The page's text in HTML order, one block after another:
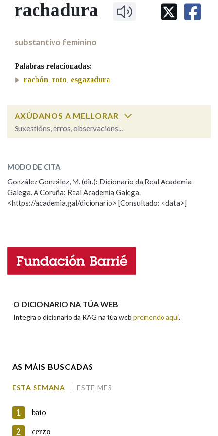
IDENTIDADE CORPORATIVA
MARCIAL DEL ADALID
FIGURAS HOMENAXEADAS
Facebook
TwitterYoutubeInstagram
Bluesky
BUSCAR NOS LEMAS
Remata por
Contén
Nas definicións
Nos exemplos
Marcas gramaticais
LIMPAR
rachadura
substantivo feminino
Palabras relacionadas:
rachón, roto, esgazadura
AXÚDANOS A MELLORAR
Suxestións, erros, observacións...
ESCOLLE UNHA OPCIÓN:
Observación Hai un erro na palabra
Propoño mellorar a definición
Nome
MODO DE CITA
González González, M. (dir.): Dicionario da Real Academia
Galega. A Coruña: Real Academia Galega.
<https://academia.gal/dicionario> [Consultado: <data>]
O DICIONARIO NA TÚA WEB
Integra o dicionario da RAG na túa web premendo aquí.
AS MÁIS BUSCADAS
ESTA SEMANA ESTE MES
1 baio
2 cerzo